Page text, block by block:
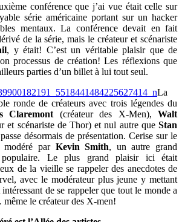
conférence que j’ai vue était celle sur
série américaine portant sur un hacker
mentaux. La conférence devait en fait
de la série, mais le créateur et scénariste
, y était! C’est un véritable plaisir que de
processus de création! Les réflexions que
parties d’un billet à lui tout seul.
La
ronde de créateurs avec trois légendes du
Claremont (créateur des X-Men), Walt
et scénariste de Thor) et nul autre que Stan
désormais de présentation. Cerise sur le
par Kevin Smith, un autre grand
populaire. Le plus grand plaisir ici était
de la vieille se rappeler des anecdotes de
avec le modérateur plus jeune y mettant
de se rappeler que tout le monde a
le créateur des X-men!